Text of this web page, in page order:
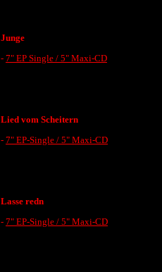
Junge
- 7" EP Single / 5" Maxi-CD
Lied vom Scheitern
- 7" EP-Single / 5" Maxi-CD
Lasse redn
- 7" EP-Single / 5" Maxi-CD